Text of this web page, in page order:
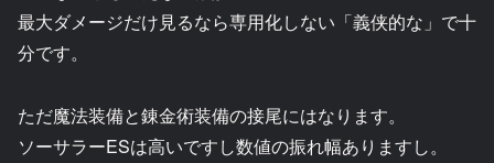
最大ダメージだけ見るなら専用化しない「義侠的な」で十
分です。
ただ魔法装備と錬金術装備の接尾にはなります。
ソーサラーESは高いですし数値の振れ幅ありますし。